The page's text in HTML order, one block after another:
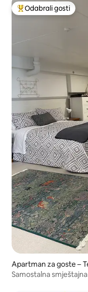
Među najviše
Odabrali gosti
Apartman za goste –
Samostalna